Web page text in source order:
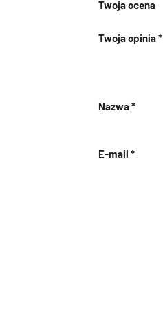
Twoja ocena
Twoja opinia*
Nazwa*
E-mail *